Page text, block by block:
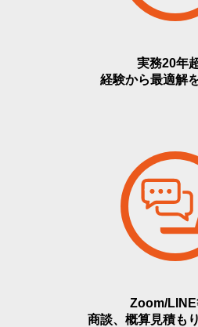
実務20年
経験から最適解
Zoom/LINE
商談、概算見積も